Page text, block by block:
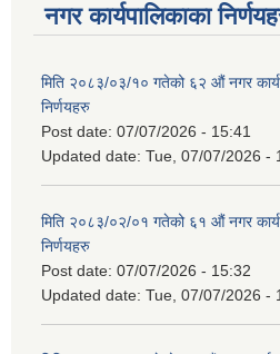
नगर कार्यपालिकाका
मिति २०८३/०३/१० गतेको ६२ औं नगर
निर्णयहरु
Post date: 07/07/2026 - 15:41
Updated date: Tue, 07/07/2026 -
मिति २०८३/०२/०१ गतेको ६१ औं नगर
निर्णयहरु
Post date: 07/07/2026 - 15:32
Updated date: Tue, 07/07/2026 -